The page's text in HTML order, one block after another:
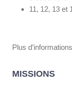
11, 12, 13 et
Plus
MISSIONS